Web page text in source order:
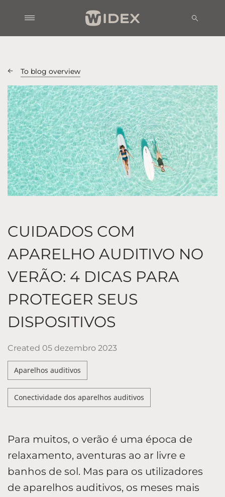
To blog overview
CUIDADOS COM
APARELHO AUDITIVO NO
VERÃO: 4 DICAS PARA
PROTEGER SEUS
DISPOSITIVOS
Created 05 dezembro 2023
Aparelhos auditivos
Conectividade dos aparelhos auditivos
Para muitos, o verão é uma época de
relaxamento, aventuras ao ar livre e
banhos de sol. Mas para os utilizadores
de aparelhos auditivos, os meses mais